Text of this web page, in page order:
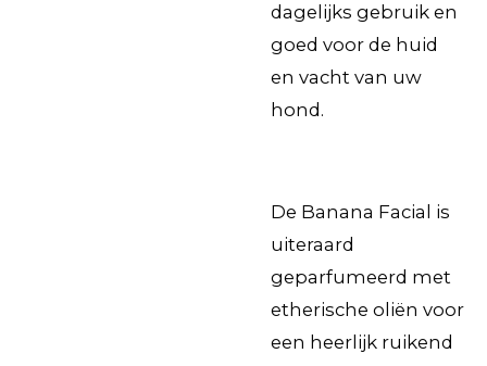
dagelijks gebruik en
goed voor de huid
en vacht van uw
hond.
De Banana Facial is
uiteraard
geparfumeerd met
etherische oliën voor
een heerlijk ruikend